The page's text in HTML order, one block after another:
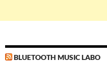
BLUETOOTH MUSIC LABO